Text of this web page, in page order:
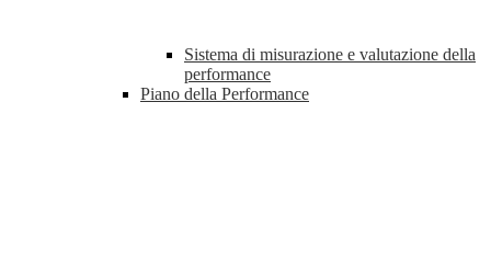
Sistema di misurazione e valutazione della
performance
Piano della Performance